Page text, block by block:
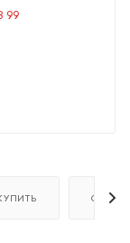
99
ОПЛАТА